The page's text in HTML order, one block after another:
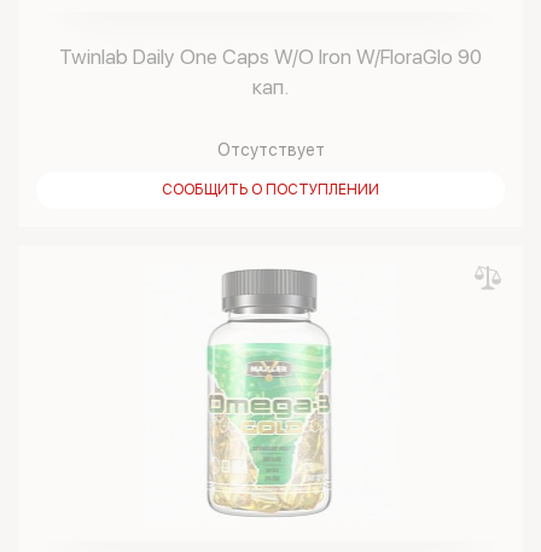
Twinlab Daily One Caps W/O Iron W/FloraGlo 90
кап.
Отсутствует
СООБЩИТЬ О ПОСТУПЛЕНИИ